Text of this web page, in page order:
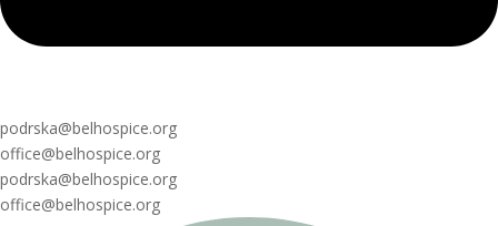
podrska@belhospice.org
office@belhospice.org
podrska@belhospice.org
office@belhospice.org